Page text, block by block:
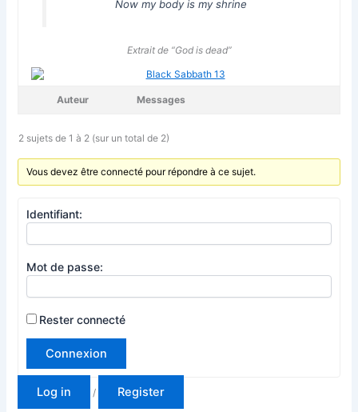
Now my body is my shrine
Extrait de “God is dead”
Auteur Messages
2 sujets de 1 à 2 (sur un total de 2)
Vous devez être connecté pour répondre à ce sujet.
Identifiant:
Mot de passe:
Rester connecté
Connexion
Log in / Register